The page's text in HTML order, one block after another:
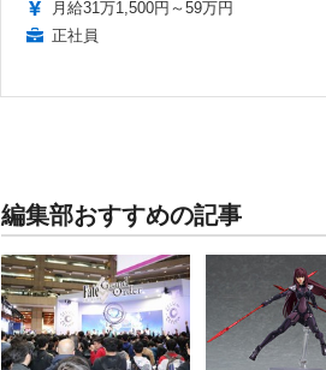
月給31万1,500円～59万円
正社員
編集部おすすめの記事